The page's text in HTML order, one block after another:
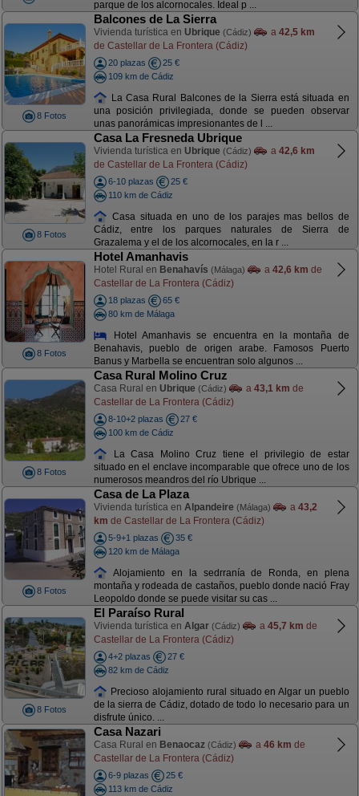
parque de los alcornocales. Ideal p ...
8 Fotos
Balcones de La Sierra
Vivienda turística en Ubrique (Cádiz) a 42,5 km
de Castellar de La Frontera (Cádiz)
20 plazas
25 €
109 km de Cádiz
La Casa Rural Balcones de la Sierra está situada en
una posición privilegiada, donde se pueden observar
unas panorámicas impresionantes de l ...
8 Fotos
Casa La Fresneda Ubrique
Vivienda turística en Ubrique (Cádiz) a 42,6 km
de Castellar de La Frontera (Cádiz)
6-10 plazas
25 €
110 km de Cádiz
Casa situada en uno de los parajes mas bellos de
Cádiz, entre los parques naturales de Sierra de
Grazalema y el de los alcornocales, en la r ...
8 Fotos
Hotel Amanhavis
Hotel Rural en Benahavís (Málaga) a 42,6 km de
Castellar de La Frontera (Cádiz)
18 plazas
65 €
80 km de Málaga
Hotel Amanhavis se encuentra en la montaña de
Benahavis, pueblo de origen arabe. Famosos Puerto
Banus y Marbella se encuentran solo algunos ...
8 Fotos
Casa Rural Molino Cruz
Casa Rural en Ubrique (Cádiz) a 43,1 km de
Castellar de La Frontera (Cádiz)
8-10+2 plazas
27 €
100 km de Cádiz
La Casa Molino Cruz tiene el privilegio de estar
situado en el enclave incomparable que ofrece uno de los
numerosos meandros del río Ubrique ...
8 Fotos
Casa de La Plaza
Vivienda turística en Alpandeire (Málaga) a 43,2
km de Castellar de La Frontera (Cádiz)
5-9+1 plazas
35 €
120 km de Málaga
Alojamiento en la sedrranía de Ronda, en plena
montaña y rodeada de castaños, pueblo donde nació Fray
Leopoldo donde se puede visitar su cas ...
8 Fotos
El Paraíso Rural
Vivienda turística en Algar (Cádiz) a 45,7 km de
Castellar de La Frontera (Cádiz)
4+2 plazas
27 €
82 km de Cádiz
Precioso alojamiento rural situado en Algar un pueblo
de la sierra de Cádiz, dotado de todo lo necesario para un
disfrute único. ...
Casa Nazari
Casa Rural en Benaocaz (Cádiz) a 46 km de
Castellar de La Frontera (Cádiz)
6-9 plazas
25 €
113 km de Cádiz